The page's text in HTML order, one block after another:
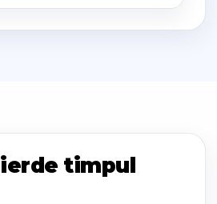
timpul